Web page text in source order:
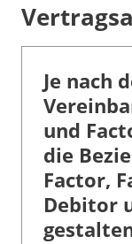
Je nach
und
die
Factor,
Debitor